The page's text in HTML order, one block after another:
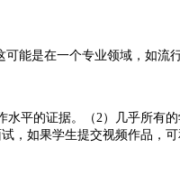
可能是在一个专业领域，如流
平的证据。 （ 2 ） 几乎所有
，如果学生提交视频作品，可